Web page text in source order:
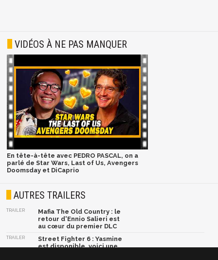
VIDÉOS À NE PAS MANQUER
En tête-à-tête avec PEDRO PASCAL, on a
parlé de Star Wars, Last of Us, Avengers
Doomsday et DiCaprio
AUTRES TRAILERS
TRAILER
Mafia The Old Country : le
retour d'Ennio Salieri est
au cœur du premier DLC
TRAILER
Street Fighter 6 : Yasmine
est disponible, voici une